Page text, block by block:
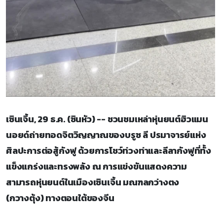
เซินเจิ้น, 29 ธ.ค. (ซินหัว) -- ชวนชมเหล่าหุ่นยนต์ฮิวแมน
นอยด์ถ่ายทอดจิตวิญญาณของบรูซ ลี ปรมาจารย์แห่ง
ศิลปะการต่อสู้กังฟู ด้วยการโชว์ท่วงท่าและลีลากังฟูที่ทั้ง
แข็งแกร่งและทรงพลัง ณ การแข่งขันแสดงความ
สามารถหุ่นยนต์ในเมืองเซินเจิ้น มณฑลกว่างตง
(กวางตุ้ง) ทางตอนใต้ของจีน